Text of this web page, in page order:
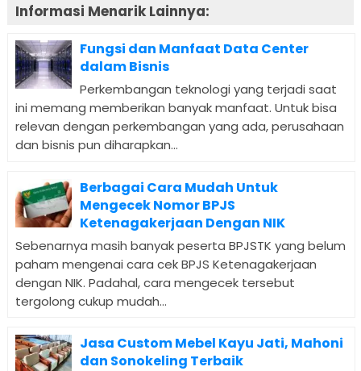
Informasi Menarik Lainnya:
Fungsi dan Manfaat Data Center
dalam Bisnis
Perkembangan teknologi yang terjadi saat
ini memang memberikan banyak manfaat. Untuk bisa
relevan dengan perkembangan yang ada, perusahaan
dan bisnis pun diharapkan...
Berbagai Cara Mudah Untuk
Mengecek Nomor BPJS
Ketenagakerjaan Dengan NIK
Sebenarnya masih banyak peserta BPJSTK yang belum
paham mengenai cara cek BPJS Ketenagakerjaan
dengan NIK. Padahal, cara mengecek tersebut
tergolong cukup mudah...
Jasa Custom Mebel Kayu Jati, Mahoni
dan Sonokeling Terbaik